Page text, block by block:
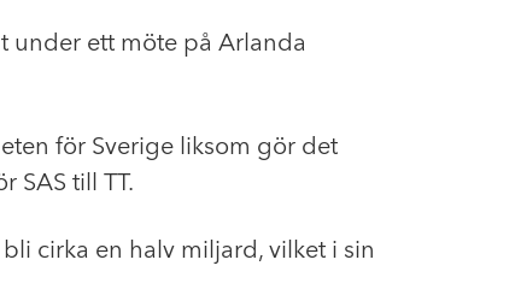
under ett möte på Arlanda
för Sverige liksom gör det
SAS till TT.
cirka en halv miljard, vilket i sin